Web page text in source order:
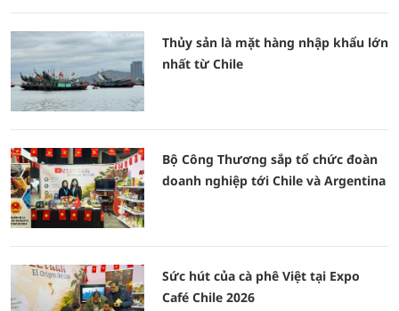
Thủy sản là mặt hàng nhập khẩu lớn
nhất từ Chile
Bộ Công Thương sắp tổ chức đoàn
doanh nghiệp tới Chile và Argentina
Sức hút của cà phê Việt tại Expo
Café Chile 2026